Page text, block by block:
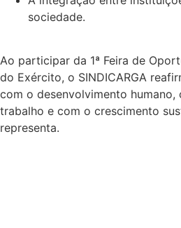
sociedade.
Ao participar da 1ª Feira de
do Exército, o SINDICARGA
com o desenvolvimento
trabalho e com o crescimento
representa.